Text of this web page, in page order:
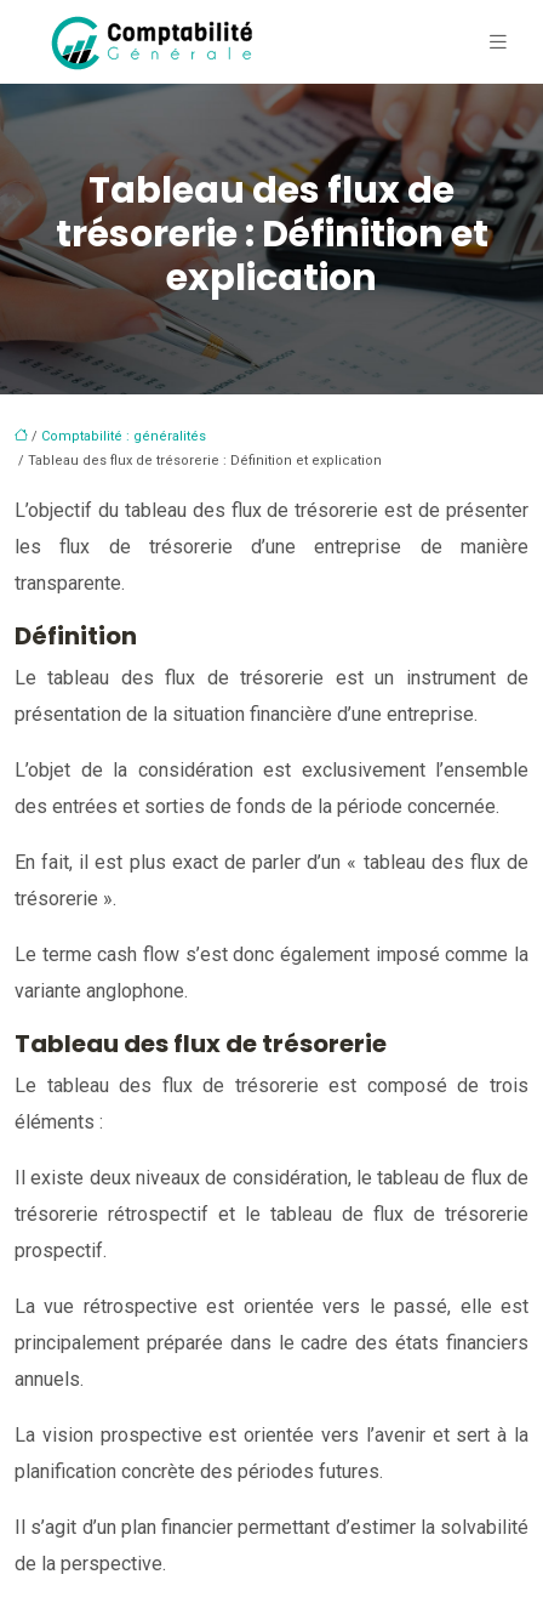
Tableau des flux de
trésorerie : Définition et
explication
/ Comptabilité : généralités
/ Tableau des flux de trésorerie : Définition et explication
L’objectif du tableau des flux de trésorerie est de présenter
les flux de trésorerie d’une entreprise de manière
transparente.
Définition
Le tableau des flux de trésorerie est un instrument de
présentation de la situation financière d’une entreprise.
L’objet de la considération est exclusivement l’ensemble
des entrées et sorties de fonds de la période concernée.
En fait, il est plus exact de parler d’un « tableau des flux de
trésorerie ».
Le terme cash flow s’est donc également imposé comme la
variante anglophone.
Tableau des flux de trésorerie
Le tableau des flux de trésorerie est composé de trois
éléments :
Il existe deux niveaux de considération, le tableau de flux de
trésorerie rétrospectif et le tableau de flux de trésorerie
prospectif.
La vue rétrospective est orientée vers le passé, elle est
principalement préparée dans le cadre des états financiers
annuels.
La vision prospective est orientée vers l’avenir et sert à la
planification concrète des périodes futures.
Il s’agit d’un plan financier permettant d’estimer la solvabilité
de la perspective.